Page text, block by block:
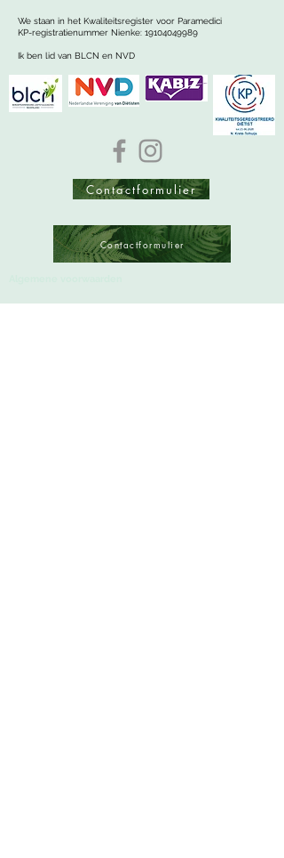
We staan in het Kwaliteitsregister voor Paramedici
KP-registratienummer Nienke: 19104049989
Ik ben lid van BLCN en NVD
Contactformulier
Contactformulier